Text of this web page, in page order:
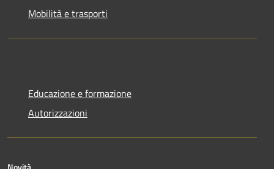
Mobilità e trasporti
Educazione e formazione
Autorizzazioni